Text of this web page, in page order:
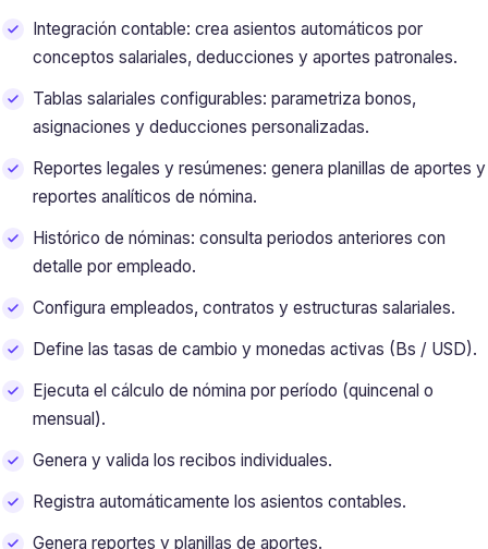
Integración contable: crea asientos automáticos por
conceptos salariales, deducciones y aportes patronales.
Tablas salariales configurables: parametriza bonos,
asignaciones y deducciones personalizadas.
Reportes legales y resúmenes: genera planillas de aportes y
reportes analíticos de nómina.
Histórico de nóminas: consulta periodos anteriores con
detalle por empleado.
Configura empleados, contratos y estructuras salariales.
Define las tasas de cambio y monedas activas (Bs / USD).
Ejecuta el cálculo de nómina por período (quincenal o
mensual).
Genera y valida los recibos individuales.
Registra automáticamente los asientos contables.
Genera reportes y planillas de aportes.